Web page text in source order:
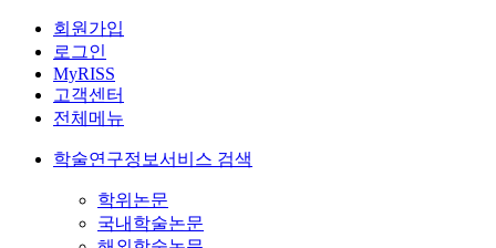
회원가입
로그인
MyRISS
고객센터
전체메뉴
학술연구정보서비스 검색
학위논문
국내학술논문